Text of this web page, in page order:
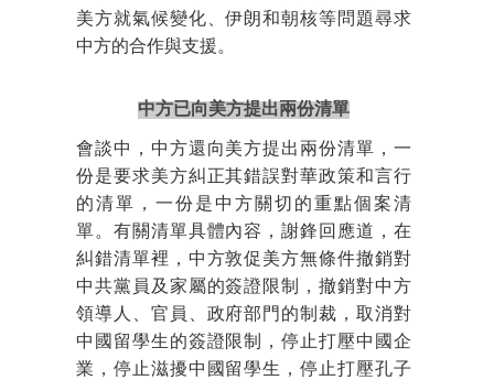
美方就氣候變化、伊朗和朝核等問題尋求
中方的合作與支援。
中方已向美方提出兩份清單
會談中，中方還向美方提出兩份清單，一
份是要求美方糾正其錯誤對華政策和言行
的清單，一份是中方關切的重點個案清
單。有關清單具體內容，謝鋒回應道，在
糾錯清單裡，中方敦促美方無條件撤銷對
中共黨員及家屬的簽證限制，撤銷對中方
領導人、官員、政府部門的制裁，取消對
中國留學生的簽證限制，停止打壓中國企
業，停止滋擾中國留學生，停止打壓孔子